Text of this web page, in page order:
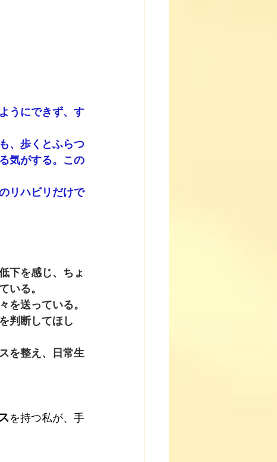
うにできず、す
、歩くとふらつ
気がする。この
リハビリだけで
下を感じ、ちょ
いる。
を送っている。
判断してほし
を整え、日常生
を持つ私が、手